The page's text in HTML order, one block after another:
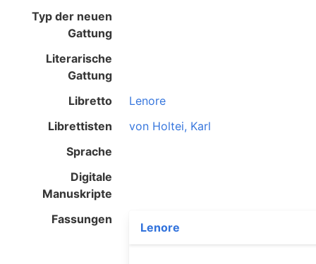
Typ der neuen
Gattung
Literarische
Gattung
Libretto
Lenore
Librettisten
von Holtei, Karl
Sprache
Digitale
Manuskripte
Fassungen
Lenore